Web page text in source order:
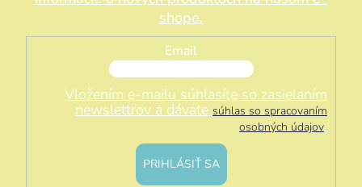
shope.
Email
Vložením e-mailu súhlasíte so zasielaním
newslettrov a dávate súhlas so spracovaním
osobných údajov.
PRIHLÁSIŤ SA